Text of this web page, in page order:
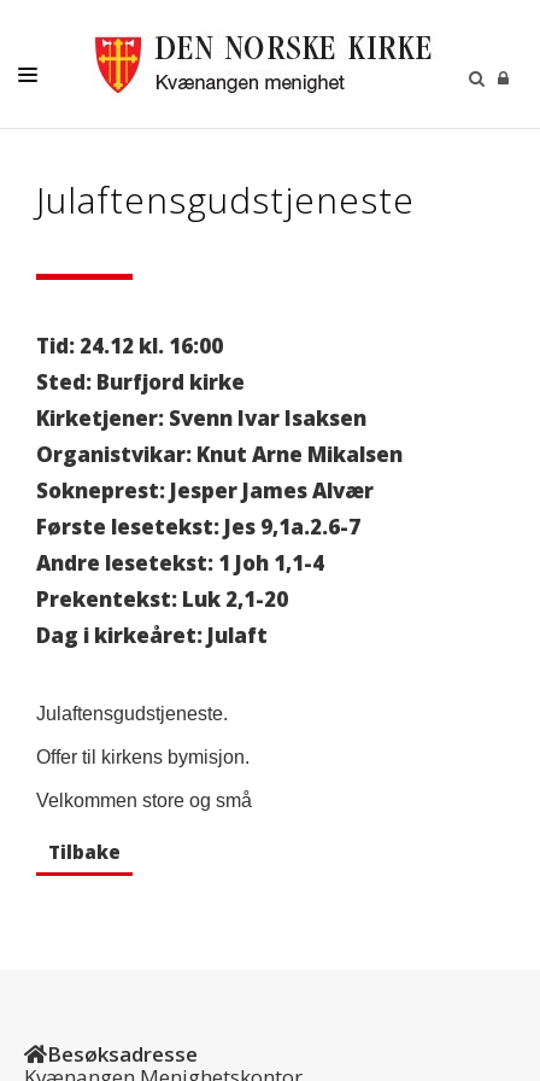
GRAVFERD
MENIGHETSBLADET
MENIGHETSRÅDET
KALENDER
KONTAKT
Julaftensgudstjeneste
Tid: 24.12 kl. 16:00
Sted: Burfjord kirke
Kirketjener: Svenn Ivar Isaksen
Organistvikar: Knut Arne Mikalsen
Sokneprest: Jesper James Alvær
Første lesetekst: Jes 9,1a.2.6-7
Andre lesetekst: 1 Joh 1,1-4
Prekentekst: Luk 2,1-20
Dag i kirkeåret: Julaft
Julaftensgudstjeneste.
Offer til kirkens bymisjon.
Velkommen store og små
Tilbake
Besøksadresse